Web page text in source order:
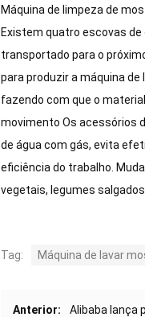
Máquina de limpeza de
Existem quatro escovas
transportado para o
para produzir a máquina
fazendo com que o
movimento Os acessórios
de água com gás, evita
eficiência do trabalho.
vegetais, legumes
Tag: Máquina de lavar
Anterior:
Alibaba lança